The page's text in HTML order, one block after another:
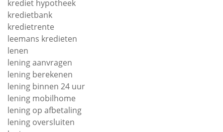
krediet hypotheek
kredietbank
kredietrente
leemans kredieten
lenen
lening aanvragen
lening berekenen
lening binnen 24 uur
lening mobilhome
lening op afbetaling
lening oversluiten